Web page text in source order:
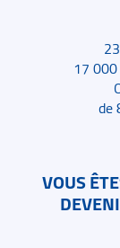
17
de
VOUS